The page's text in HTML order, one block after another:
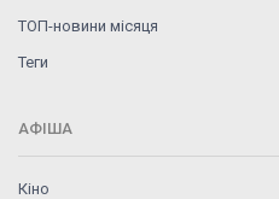
ТОП-новини місяця
Теги
АФІША
Кіно